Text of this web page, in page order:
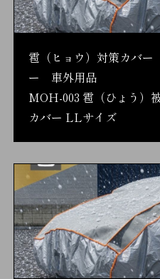
雹（ヒョウ）対策カバ
ー 車外用品
MOH-003 雹（ひょう）
カバー LLサイズ